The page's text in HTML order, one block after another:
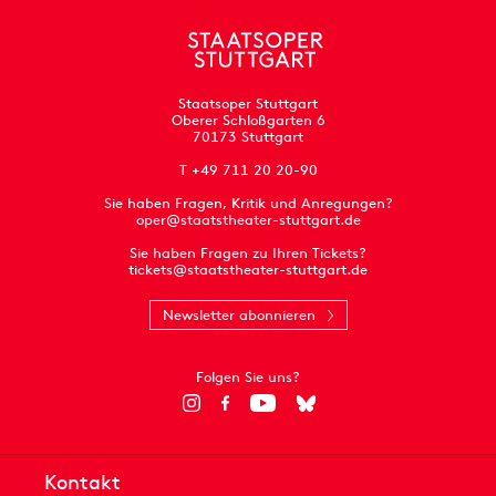
Staatsoper Stuttgart
Oberer Schloßgarten 6
70173 Stuttgart
T +49 711 20 20-90
Sie haben Fragen, Kritik und Anregungen?
oper@staatstheater-stuttgart.de
Sie haben Fragen zu Ihren Tickets?
tickets@staatstheater-stuttgart.de
Newsletter abonnieren
Folgen Sie uns?
Kontakt